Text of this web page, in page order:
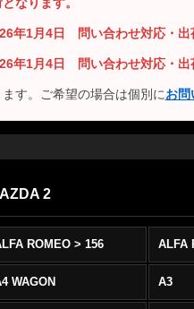
年1月4日 問い合わせ対応・出
年1月4日 問い合わせ対応・出
す。ご希望の場合は個別にお問
2
ROMEO > 156 ALFA
WAGON A3